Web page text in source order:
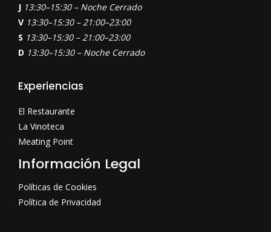
J 13:30–15:30 – Noche Cerrado
V 13:30–15:30 – 21:00–23:00
S 13:30–15:30 – 21:00–23:00
D 13:30–15:30 – Noche Cerrado
Experiencias
El Restaurante
La Vinoteca
Meating Point
Información Legal
Políticas de Cookies
Política de Privacidad